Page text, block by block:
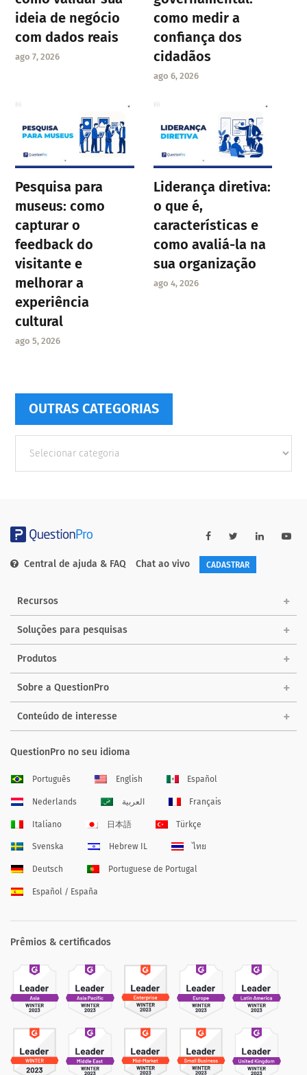
ideia de negócio
com dados reais
ago 7, 2026
como medir a
confiança dos
cidadãos
ago 6, 2026
Pesquisa para
museus: como
capturar o
feedback do
visitante e
melhorar a
experiência
cultural
ago 5, 2026
Liderança diretiva:
o que é,
características e
como avaliá-la na
sua organização
ago 4, 2026
OUTRAS CATEGORIAS
Categorias
Central de ajuda & FAQ Chat ao vivo CADASTRAR
Recursos
Soluções para pesquisas
Produtos
Sobre a QuestionPro
Conteúdo de interesse
QuestionPro no seu idioma
Português English Español
Nederlands العربية Français
Italiano 日本語 Türkçe
Svenska Hebrew IL ไทย
Deutsch Portuguese de Portugal
Español / España
Prêmios & certificados